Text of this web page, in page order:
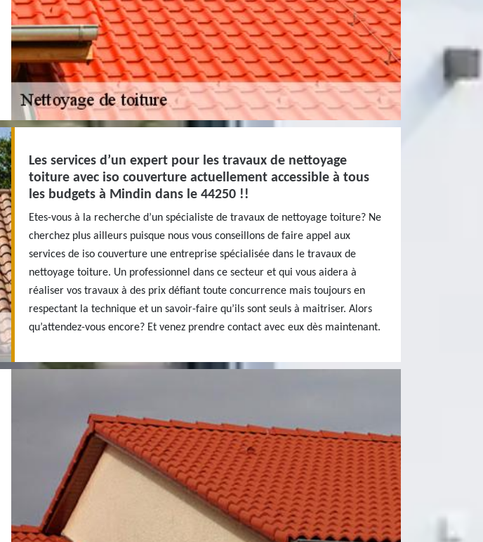
Les services d’un expert pour les travaux de nettoyage
toiture avec iso couverture actuellement accessible à tous
les budgets à Mindin dans le 44250 !!
Etes-vous à la recherche d’un spécialiste de travaux de nettoyage toiture? Ne
cherchez plus ailleurs puisque nous vous conseillons de faire appel aux
services de iso couverture une entreprise spécialisée dans le travaux de
nettoyage toiture. Un professionnel dans ce secteur et qui vous aidera à
réaliser vos travaux à des prix défiant toute concurrence mais toujours en
respectant la technique et un savoir-faire qu’ils sont seuls à maitriser. Alors
qu’attendez-vous encore? Et venez prendre contact avec eux dès maintenant.